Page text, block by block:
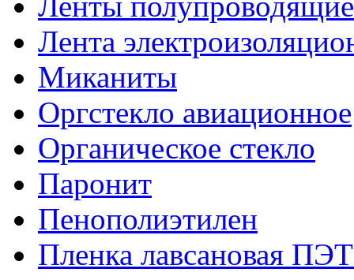
Лента
Миканиты
Оргстекло авиационное
Органическое стекло
Паронит
Пенополиэтилен
Пленка лавсановая